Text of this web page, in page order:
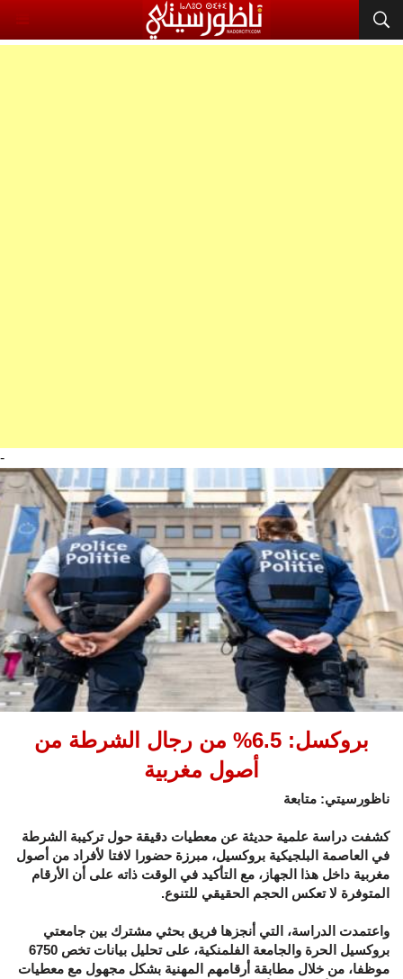
-
بروكسل: 6.5% من رجال الشرطة من
أصول مغربية
ناظورسيتي: متابعة
كشفت دراسة علمية حديثة عن معطيات دقيقة حول تركيبة الشرطة
في العاصمة البلجيكية بروكسيل، مبرزة حضورا لافتا لأفراد من أصول
مغربية داخل هذا الجهاز، مع التأكيد في الوقت ذاته على أن الأرقام
المتوفرة لا تعكس الحجم الحقيقي للتنوع.
واعتمدت الدراسة، التي أنجزها فريق بحثي مشترك بين جامعتي
بروكسيل الحرة والجامعة الفلمنكية، على تحليل بيانات تخص 6750
موظفا، من خلال مطابقة أرقامهم المهنية بشكل مجهول مع معطيات